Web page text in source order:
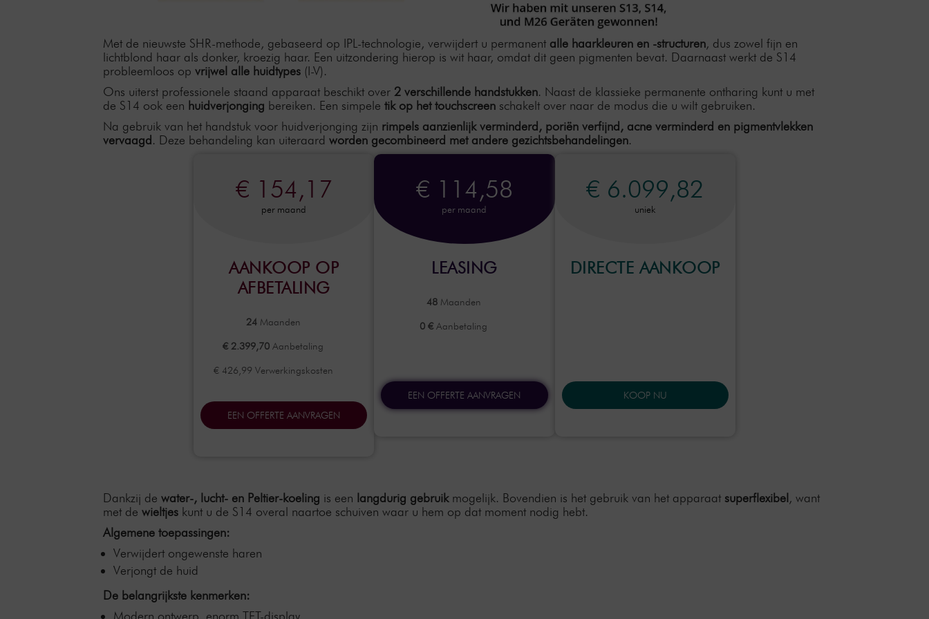
Met de nieuwste SHR-methode, gebaseerd op IPL-technologie, verwijdert u permanent alle haarkleuren en -structuren, dus zowel fijn en
lichtblond haar als donker, kroezig haar. Een uitzondering hierop is wit haar, omdat dit geen pigmenten bevat. Daarnaast werkt de S14
probleemloos opvrijwel alle huidtypes (I-V).
Ons uiterst professionele staand apparaat beschikt over 2 verschillende handstukken. Naast de klassieke permanente ontharing kunt u met
de S14 ook een huidverjonging bereiken. Een simpeletik op het touchscreen schakelt over naar de modus die u wilt gebruiken.
Na gebruik van het handstuk voor huidverjonging zijn rimpels aanzienlijk verminderd, poriën verfijnd, acne verminderd en pigmentvlekken
vervaagd. Deze behandeling kan uiteraardworden gecombineerd met andere gezichtsbehandelingen.
€ 154,17
per maand
AANKOOP OP
AFBETALING
24Maanden
€ 2.399,70 Aanbetaling
€ 426,99 Verwerkingskosten
EEN OFFERTE AANVRAGEN
€ 114,58
per maand
LEASING
48Maanden
0 € Aanbetaling
EEN OFFERTE AANVRAGEN
€ 6.099,82
uniek
DIRECTE AANKOOP
KOOP NU
Dankzij dewater-, lucht- en Peltier-koeling is een langdurig gebruikmogelijk. Bovendien is het gebruik van het apparaat superflexibel , want
met dewieltjes kunt u de S14 overal naartoe schuiven waar u hem op dat moment nodig hebt.
Algemene toepassingen:
Verwijdert ongewenste haren
Verjongt de huid
De belangrijkste kenmerken:
Modern ontwerp, enorm TFT-display